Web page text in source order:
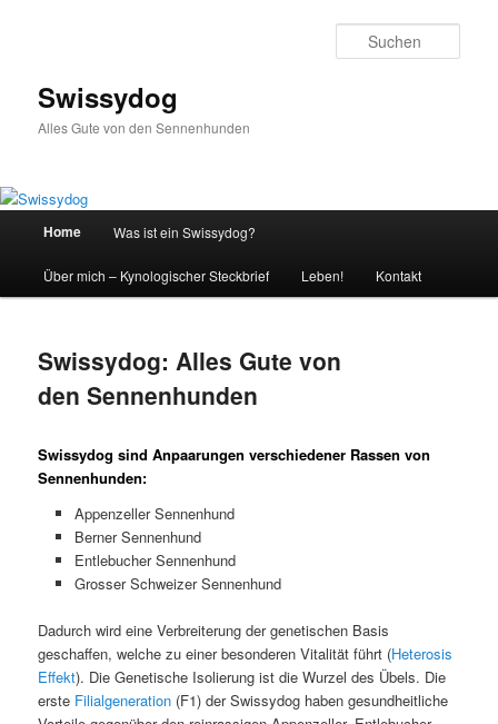
Swissydog
Alles Gute von den Sennenhunden
HauptmenüHome Was ist ein Swissydog?
Über mich – Kynologischer Steckbrief Leben! Kontakt
Swissydog: Alles Gute von
den Sennenhunden
Swissydog sind Anpaarungen verschiedener Rassen von
Sennenhunden:
Appenzeller Sennenhund
Berner Sennenhund
Entlebucher Sennenhund
Grosser Schweizer Sennenhund
Dadurch wird eine Verbreiterung der genetischen Basis
geschaffen, welche zu einer besonderen Vitalität führt (Heterosis
Effekt). Die Genetische Isolierung ist die Wurzel des Übels. Die
erste Filialgeneration (F1) der Swissydog haben gesundheitliche